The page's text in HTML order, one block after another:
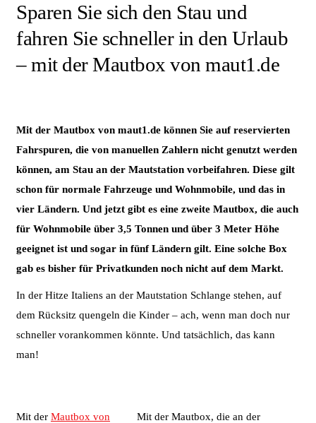
Sparen Sie sich den Stau und
fahren Sie schneller in den Urlaub
– mit der Mautbox von maut1.de
Mit der Mautbox von maut1.de können Sie auf reservierten
Fahrspuren, die von manuellen Zahlern nicht genutzt werden
können, am Stau an der Mautstation vorbeifahren. Diese gilt
schon für normale Fahrzeuge und Wohnmobile, und das in
vier Ländern. Und jetzt gibt es eine zweite Mautbox, die auch
für Wohnmobile über 3,5 Tonnen und über 3 Meter Höhe
geeignet ist und sogar in fünf Ländern gilt. Eine solche Box
gab es bisher für Privatkunden noch nicht auf dem Markt.
In der Hitze Italiens an der Mautstation Schlange stehen, auf
dem Rücksitz quengeln die Kinder – ach, wenn man doch nur
schneller vorankommen könnte. Und tatsächlich, das kann
man!
Mit der Mautbox von
Mit der Mautbox, die an der